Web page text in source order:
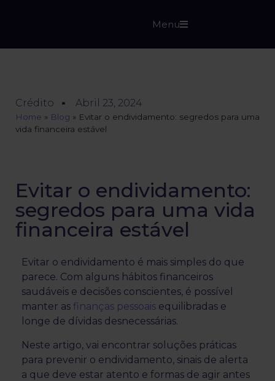
Menu
Crédito Abril 23, 2024
Home » Blog » Evitar o endividamento: segredos para uma
vida financeira estável
Evitar o endividamento:
segredos para uma vida
financeira estável
Evitar o endividamento é mais simples do que
parece. Com alguns hábitos financeiros
saudáveis e decisões conscientes, é possível
manter as finanças pessoais equilibradas e
longe de dívidas desnecessárias.
Neste artigo, vai encontrar soluções práticas
para prevenir o endividamento, sinais de alerta
a que deve estar atento e formas de agir antes